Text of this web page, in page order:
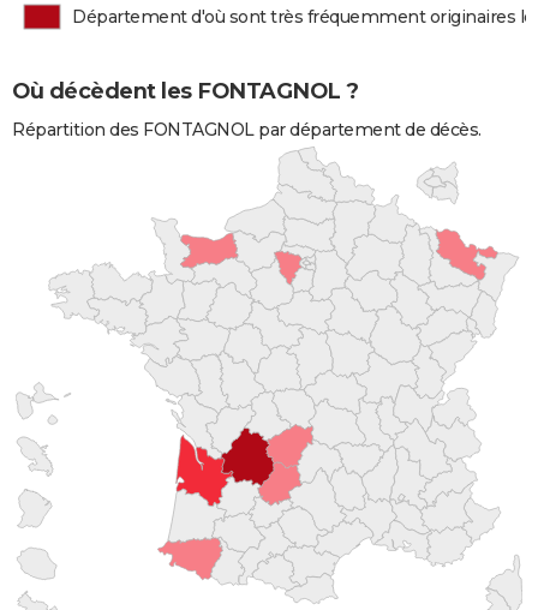
Département d'où sont très fréquemment originaires
Où décèdent les FONTAGNOL ?
Répartition des FONTAGNOL par département de décès.